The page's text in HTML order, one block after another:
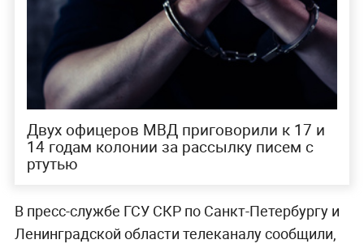
Двух офицеров МВД приговорили к 17 и
14 годам колонии за рассылку писем с
ртутью
В пресс-службе ГСУ СКР по Санкт-Петербургу и
Ленинградской области телеканалу сообщили,